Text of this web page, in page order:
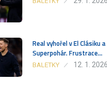
Real vyhořel v El Clásiku
Superpohár. Frustrace…
BALETKY 12. 1. 2026